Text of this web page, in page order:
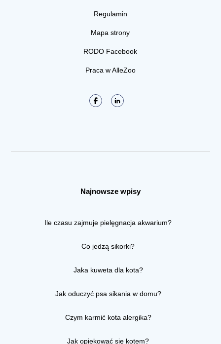
Regulamin
Mapa strony
RODO Facebook
Praca w AlleZoo
Najnowsze wpisy
Ile czasu zajmuje pielęgnacja akwarium?
Co jedzą sikorki?
Jaka kuweta dla kota?
Jak oduczyć psa sikania w domu?
Czym karmić kota alergika?
Jak opiekować się kotem?